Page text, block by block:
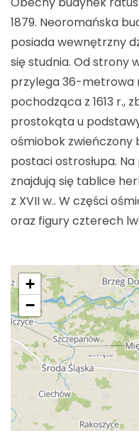
1879. Neoromańska
posiada wewnętrzny
się studnia. Od strony
przylega 36-metrowa
pochodząca z 1613 r.,
prostokąta u
ośmiobok zwieńczony
postaci ostrosłupa.
znajdują się tablice
z XVII w.. W części
oraz figury czterech
+
−